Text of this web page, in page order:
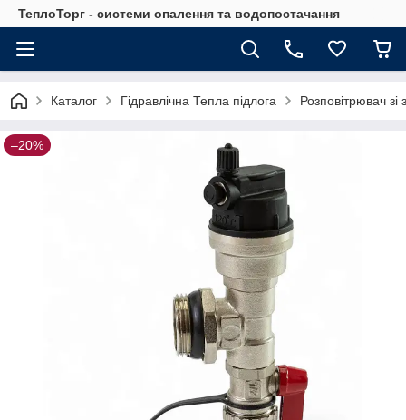
ТеплоТорг - системи опалення та водопостачання
Каталог Гідравлічна Тепла підлога Розповітрювач
–20%